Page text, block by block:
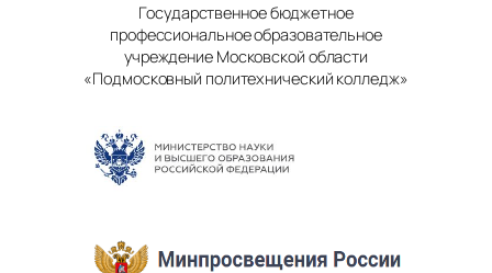
Государственное бюджетное
профессиональное образовательное
учреждение Московской области
«Подмосковный политехнический колледж»